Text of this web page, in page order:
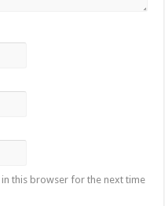
in this browser for the next time